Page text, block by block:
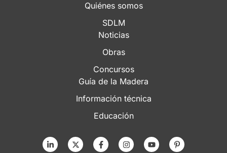
Quiénes somos
SDLM
Noticias
Obras
Concursos
Guía de la Madera
Información técnica
Educación